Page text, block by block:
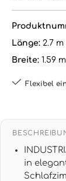
Länge: 2.7 m
Breite: 1.59 m
Flexibel
in